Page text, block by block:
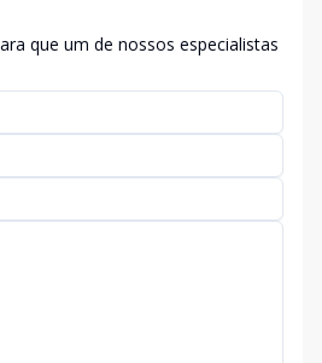
que um de nossos especialistas